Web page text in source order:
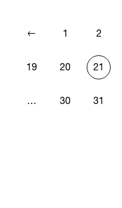
← 1 2
19 20 21
… 30 31